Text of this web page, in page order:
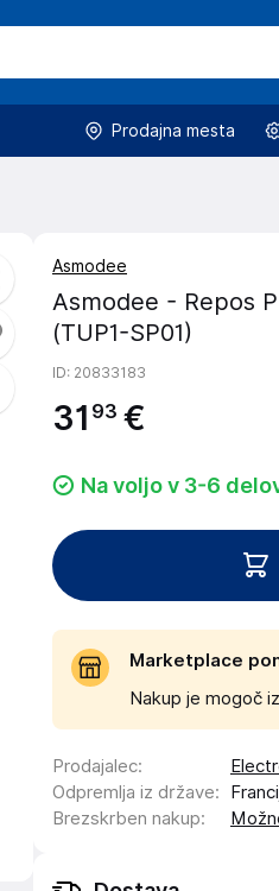
Prodajna mesta
Asmodee
Asmodee - Repos
(TUP1-SP01)
ID: 20833183
31 93 €
Na voljo v 3-6
Marketplace
Nakup je mogoč
Prodajalec:
Odpremlja iz države:
Brezskrben nakup: